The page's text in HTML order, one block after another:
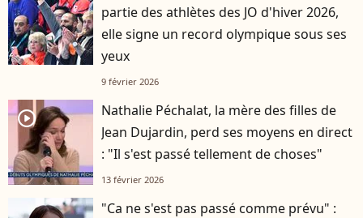
partie des athlètes des JO d'hiver 2026,
elle signe un record olympique sous ses
yeux
9 février 2026
player2
Nathalie Péchalat, la mère des filles de
Jean Dujardin, perd ses moyens en direct
: "Il s'est passé tellement de choses"
13 février 2026
"Ca ne s'est pas passé comme prévu" :